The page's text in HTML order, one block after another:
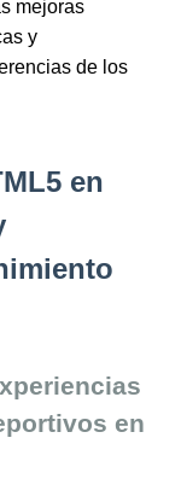
mejoras
y
de los
en
en